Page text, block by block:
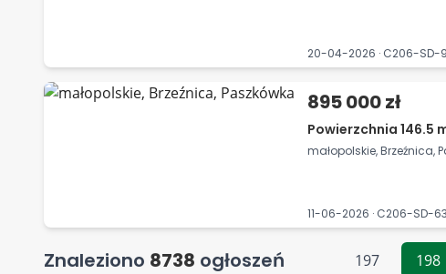
20-04-2026 · C206-SD-
895 000 zł
Powierzchnia 146.5
małopolskie, Brzeźnica,
11-06-2026 · C206-SD-
Znaleziono 8738 ogłoszeń 197 198